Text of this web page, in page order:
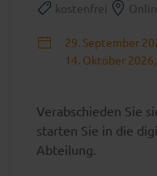
kostenfrei
29. September
14. Oktober
Verabschieden Sie
starten Sie in die
Abteilung.